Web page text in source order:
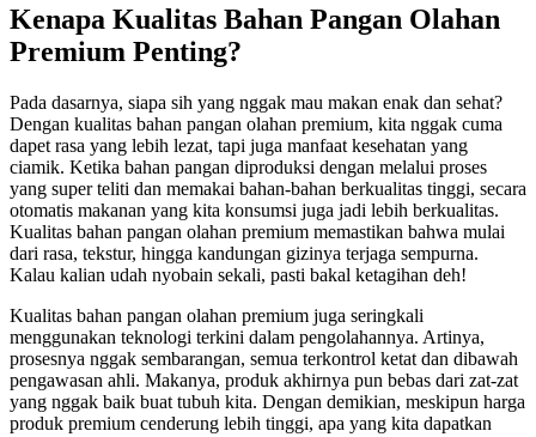
Kenapa Kualitas Bahan Pangan Olahan
Premium Penting?
Pada dasarnya, siapa sih yang nggak mau makan enak dan sehat?
Dengan kualitas bahan pangan olahan premium, kita nggak cuma
dapet rasa yang lebih lezat, tapi juga manfaat kesehatan yang
ciamik. Ketika bahan pangan diproduksi dengan melalui proses
yang super teliti dan memakai bahan-bahan berkualitas tinggi, secara
otomatis makanan yang kita konsumsi juga jadi lebih berkualitas.
Kualitas bahan pangan olahan premium memastikan bahwa mulai
dari rasa, tekstur, hingga kandungan gizinya terjaga sempurna.
Kalau kalian udah nyobain sekali, pasti bakal ketagihan deh!
Kualitas bahan pangan olahan premium juga seringkali
menggunakan teknologi terkini dalam pengolahannya. Artinya,
prosesnya nggak sembarangan, semua terkontrol ketat dan dibawah
pengawasan ahli. Makanya, produk akhirnya pun bebas dari zat-zat
yang nggak baik buat tubuh kita. Dengan demikian, meskipun harga
produk premium cenderung lebih tinggi, apa yang kita dapatkan